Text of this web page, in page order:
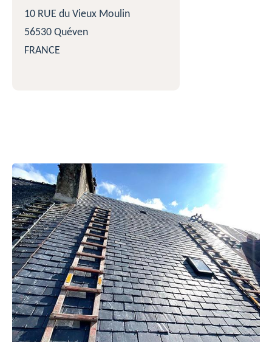
10 RUE du Vieux Moulin
56530 Quéven
FRANCE